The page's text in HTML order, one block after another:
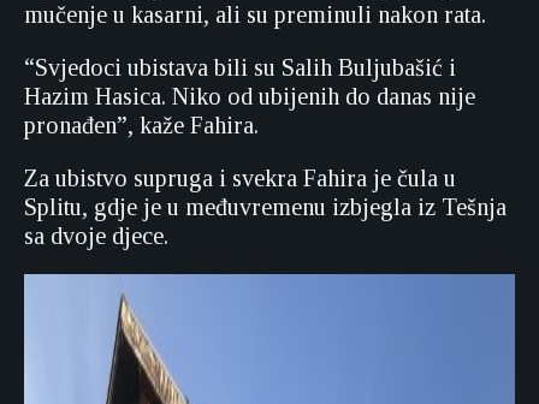
mučenje u kasarni, ali su preminuli nakon rata.
“Svjedoci ubistava bili su Salih Buljubašić i
Hazim Hasica. Niko od ubijenih do danas nije
pronađen”, kaže Fahira.
Za ubistvo supruga i svekra Fahira je čula u
Splitu, gdje je u međuvremenu izbjegla iz Tešnja
sa dvoje djece.